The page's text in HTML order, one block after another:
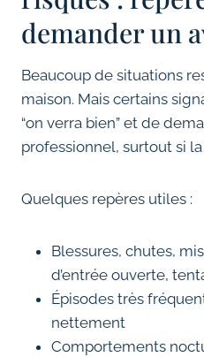
demander un
Beaucoup de situations
maison. Mais certains
“on verra bien” et de
professionnel, surtout si
Quelques repères utiles :
Blessures, chutes,
d’entrée ouverte,
Épisodes très
nettement
Comportements